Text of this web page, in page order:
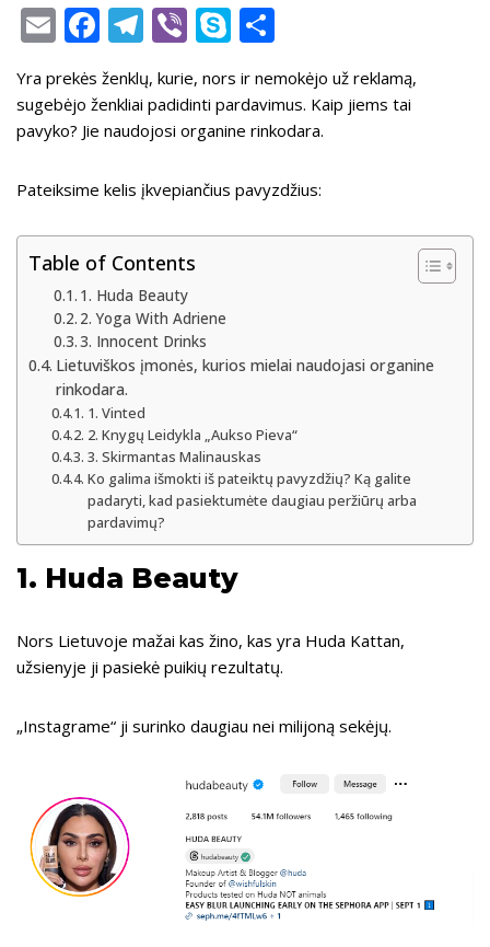
E
m
ai
l
F
ac
e
b
o
k
T
el
e
gr
m
Vi
er
S
y
p
ar
e
Yra prekės ženklų, kurie, nors ir nemokėjo už reklamą,
sugebėjo ženkliai padidinti pardavimus. Kaip jiems tai
pavyko? Jie naudojosi organine rinkodara.
Pateiksime kelis įkvepiančius pavyzdžius:
Table of Contents
1. Huda Beauty
2. Yoga With Adriene
3. Innocent Drinks
Lietuviškos įmonės, kurios mielai naudojasi organine
rinkodara.
1. Vinted
2. Knygų Leidykla „Aukso Pieva“
3. Skirmantas Malinauskas
Ko galima išmokti iš pateiktų pavyzdžių? Ką galite
padaryti, kad pasiektumėte daugiau peržiūrų arba
pardavimų?
1. Huda Beauty
Nors Lietuvoje mažai kas žino, kas yra Huda Kattan,
užsienyje ji pasiekė puikių rezultatų.
„Instagrame“ ji surinko daugiau nei milijoną sekėjų.